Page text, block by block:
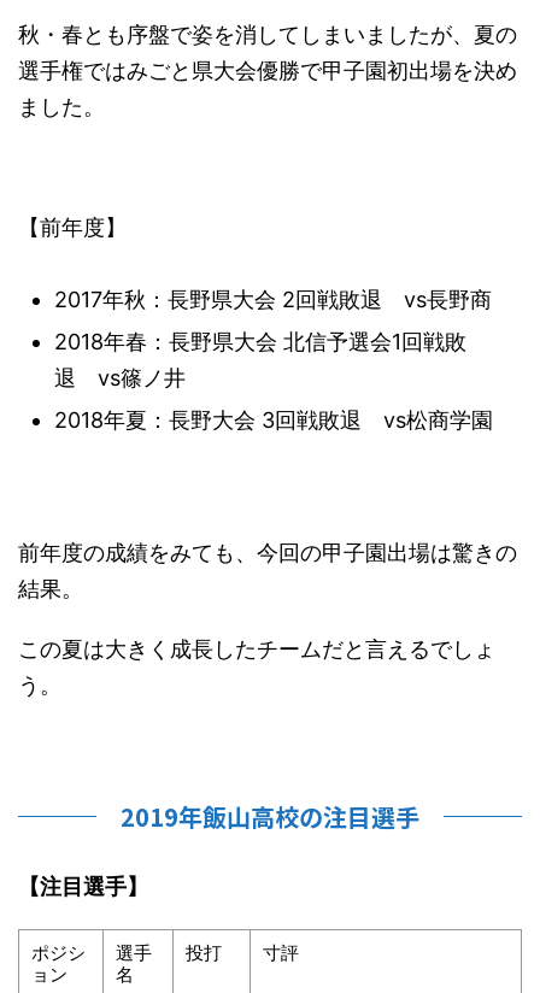
秋・春とも序盤で姿を消してしまいましたが、夏の
選手権ではみごと県大会優勝で甲子園初出場を決め
ました。
【前年度】
2017年秋：長野県大会 2回戦敗退 vs長野商
2018年春：長野県大会 北信予選会1回戦敗
退 vs篠ノ井
2018年夏：長野大会 3回戦敗退 vs松商学園
前年度の成績をみても、今回の甲子園出場は驚きの
結果。
この夏は大きく成長したチームだと言えるでしょ
う。
2019年飯山高校の注目選手
【注目選手】
ポジシ
ョン
選手
名
投打 寸評